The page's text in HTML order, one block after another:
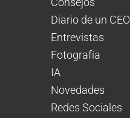
Diario de un CEO
Entrevistas
Fotografía
IA
Novedades
Redes Sociales